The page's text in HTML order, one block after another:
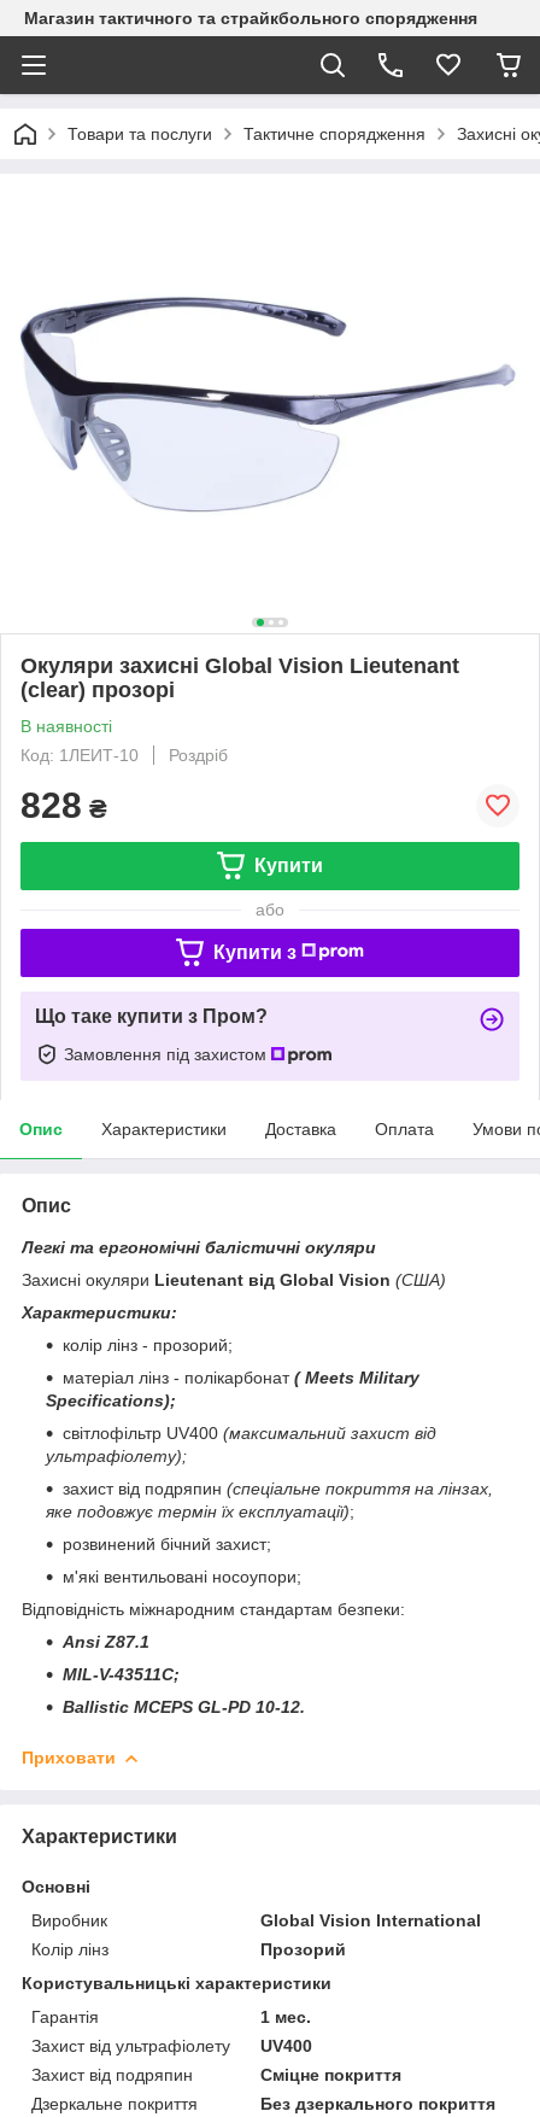
Магазин тактичного та страйкбольного спорядження
Товари та послуги Тактичне спорядження Захисні
Окуляри захисні Global Vision Lieutenant
(clear) прозорі
В наявності
Код: 1ЛЕИТ-10
Роздріб
828 ₴
Купити
або
Купити з
Що таке купити з Пром?
Замовлення під захистом
Опис Характеристики Доставка Оплата Умови
Опис
Легкі та ергономічні балістичні окуляри
Захисні окуляри Lieutenant від Global Vision (США)
Характеристики:
колір лінз - прозорий;
матеріал лінз - полікарбонат(Meets Military
Specifications);
світлофільтр UV400 (максимальний захист від
ультрафіолету);
захист від подряпин (спеціальне покриття на лінзах,
яке подовжує термін їх експлуатації);
розвинений бічний захист;
м'які вентильовані носоупори;
Відповідність міжнародним стандартам безпеки:
Ansi Z87.1
MIL-V-43511C;
Ballistic MCEPS GL-PD 10-12.
Приховати
Характеристики
Основні
Виробник
Global Vision International
Колір лінз
Прозорий
Користувальницькі характеристики
Гарантія
1 мес.
Захист від ультрафіолету
UV400
Захист від подряпин
Сміцне покриття
Дзеркальне покриття
Без дзеркального покриття